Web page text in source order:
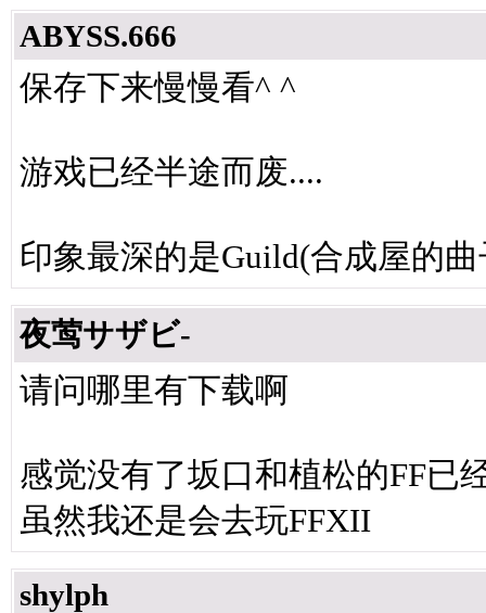
ABYSS.666
保存下来慢慢看^ ^
游戏已经半途而废....
印象最深的是Guild(合成屋的
夜莺サザビ-
请问哪里有下载啊
感觉没有了坂口和植松的FF已
虽然我还是会去玩FFXII
shylph